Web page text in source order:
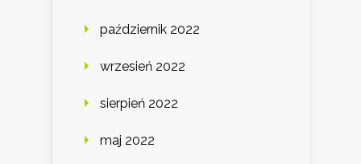
październik 2022
wrzesień 2022
sierpień 2022
maj 2022